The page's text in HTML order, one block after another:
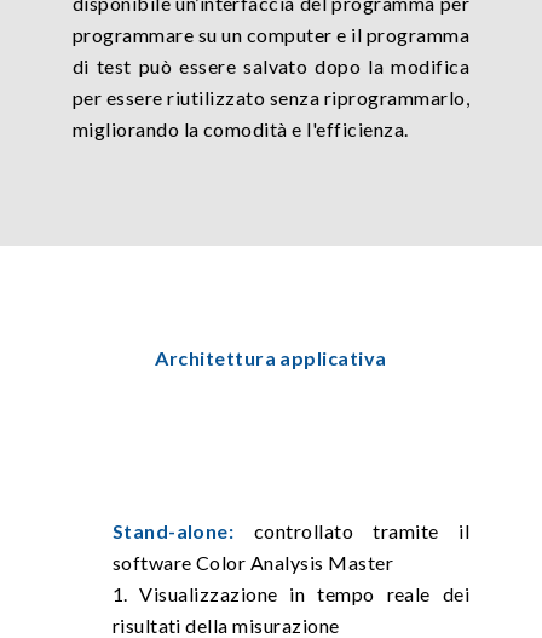
programmare su un computer e il programma
di test può essere salvato dopo la modifica
per essere riutilizzato senza riprogrammarlo,
migliorando la comodità e l'efficienza.
Architettura applicativa
Stand-alone: controllato tramite il
software Color Analysis Master
1. Visualizzazione in tempo reale dei
risultati della misurazione